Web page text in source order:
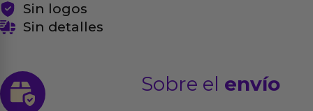
Sin logos
Sin detalles
Sobre el envío